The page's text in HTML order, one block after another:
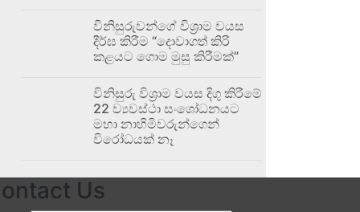
විනිසුරුවන්ගේ විශ්‍රාම වයස
දීර්ඝ කිරීම “දොවාගත් කිරි
කළයට ගොම මුසු කිරීමක්”
විනිසුරු විශ්‍රාම වයස දිගු කිරීමේ
22 ව්‍යවස්ථා සංශෝධනයට
මහා නාහිමිවරුන්ගෙන්
විරෝධයක් නෑ
Us